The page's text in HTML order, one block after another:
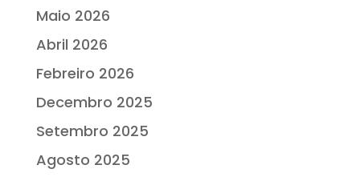
Maio 2026
Abril 2026
Febreiro 2026
Decembro 2025
Setembro 2025
Agosto 2025